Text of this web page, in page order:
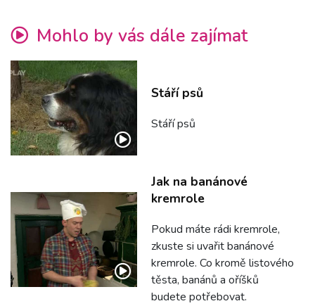
Mohlo by vás dále zajímat
Stáří psů
Stáří psů
Jak na banánové
kremrole
Pokud máte rádi kremrole,
zkuste si uvařit banánové
kremrole. Co kromě listového
těsta, banánů a oříšků
budete potřebovat.